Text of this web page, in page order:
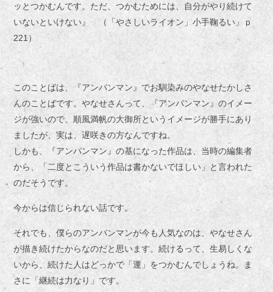
ッとつかむんです。ただ、つかむためには、自分がやり続けて
いないといけない』 （「やさしいライオン」小手鞠るい」ｐ
221）
このことばは、『アンパンマン』でお馴染みのやなせたかしさ
んのことばです。やなせさんって、『アンパンマン』のイメー
ジが強いので、順風満帆の大御所というイメージが勝手にあり
ましたが、実は、遅咲きの方なんですね。
しかも、『アンパンマン』の基になった作品は、当時の編集者
から、「二度とこういう作品は書かないでほしい」と言われた
のだそうです。
今からは信じられない話です。
それでも、僕らのアンパンマンが今も人気なのは、やなせさん
が描き続けたからなのだと思います。続けるって、生易しくな
いから、続けた人はどっかで「運」をつかむんでしょうね。ま
さに「継続は力なり」です。